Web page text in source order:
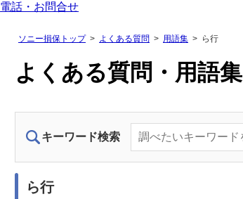
電話・お問合せ
ソニー損保トップ よくある質問 用語集 ら行
よくある質問・用語集
キーワード検索
ら行